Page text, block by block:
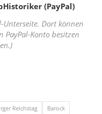
(PayPal)
Unterseite. Dort können
PayPal-Konto besitzen
Reichstag
Barock